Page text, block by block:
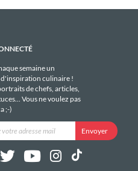
semaine un
culinaire !
de chefs, articles,
Vous ne voulez pas
;-)